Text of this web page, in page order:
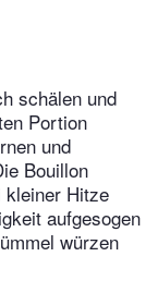
schälen und
Portion
und
Bouillon
kleiner Hitze
aufgesogen
würzen